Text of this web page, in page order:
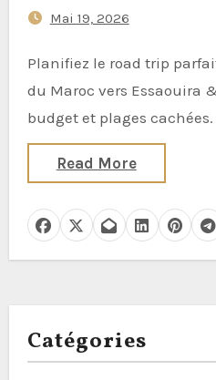
Mai 19, 2026
Planifiez le road trip parfait sur la côte atlantique
du Maroc vers Essaouira
budget et plages cachées.
Read More
Catégories